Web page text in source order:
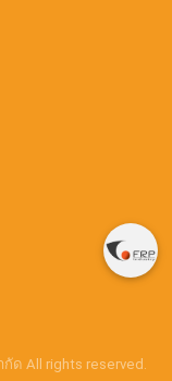
ด All rights reserved.